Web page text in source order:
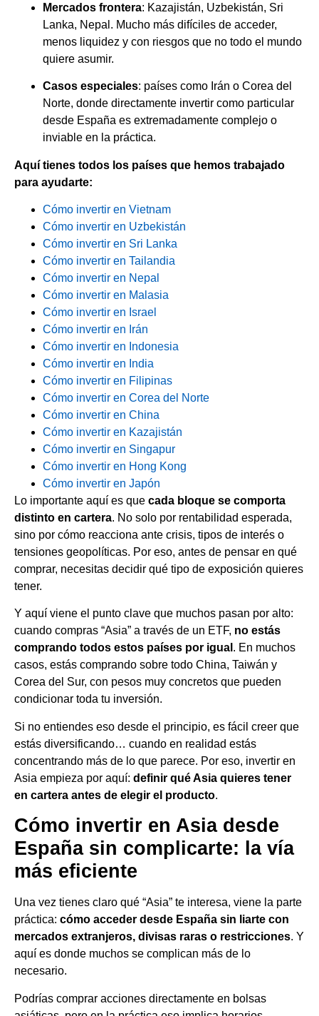
Mercados frontera: Kazajistán, Uzbekistán, Sri
Lanka, Nepal. Mucho más difíciles de acceder,
menos liquidez y con riesgos que no todo el mundo
quiere asumir.
Casos especiales: países como Irán o Corea del
Norte, donde directamente invertir como particular
desde España es extremadamente complejo o
inviable en la práctica.
Aquí tienes todos los países que hemos trabajado
para ayudarte:
Cómo invertir en Vietnam
Cómo invertir en Uzbekistán
Cómo invertir en Sri Lanka
Cómo invertir en Tailandia
Cómo invertir en Nepal
Cómo invertir en Malasia
Cómo invertir en Israel
Cómo invertir en Irán
Cómo invertir en Indonesia
Cómo invertir en India
Cómo invertir en Filipinas
Cómo invertir en Corea del Norte
Cómo invertir en China
Cómo invertir en Kazajistán
Cómo invertir en Singapur
Cómo invertir en Hong Kong
Cómo invertir en Japón
Lo importante aquí es que cada bloque se comporta
distinto en cartera. No solo por rentabilidad esperada,
sino por cómo reacciona ante crisis, tipos de interés o
tensiones geopolíticas. Por eso, antes de pensar en qué
comprar, necesitas decidir qué tipo de exposición quieres
tener.
Y aquí viene el punto clave que muchos pasan por alto:
cuando compras “Asia” a través de un ETF, no estás
comprando todos estos países por igual . En muchos
casos, estás comprando sobre todo China, Taiwán y
Corea del Sur, con pesos muy concretos que pueden
condicionar toda tu inversión.
Si no entiendes eso desde el principio, es fácil creer que
estás diversificando… cuando en realidad estás
concentrando más de lo que parece. Por eso, invertir en
Asia empieza por aquí: definir qué Asia quieres tener
en cartera antes de elegir el producto.
Cómo invertir en Asia desde
España sin complicarte: la vía
más eficiente
Una vez tienes claro qué “Asia” te interesa, viene la parte
práctica: cómo acceder desde España sin liarte con
mercados extranjeros, divisas raras o restricciones. Y
aquí es donde muchos se complican más de lo
necesario.
Podrías comprar acciones directamente en bolsas